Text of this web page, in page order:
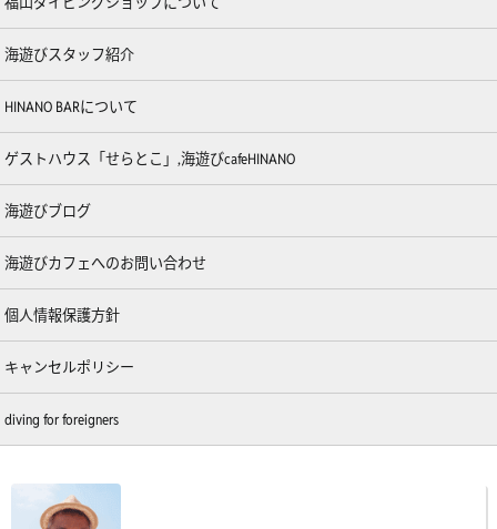
海遊びスタッフ紹介
HINANO BARについて
ゲストハウス「せらとこ」,海遊びcafeHINANO
海遊びブログ
海遊びカフェへのお問い合わせ
個人情報保護方針
キャンセルポリシー
diving for foreigners